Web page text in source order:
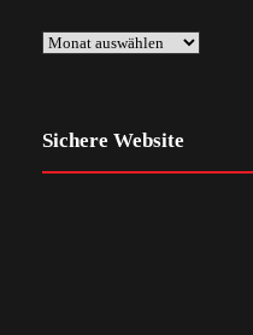
Sichere Website